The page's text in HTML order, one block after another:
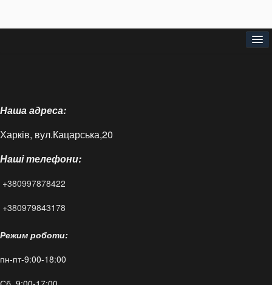
Доставка і оплата
Контакти
Статті
FAQ
Наша адреса:
Харків, вул.Кацарська,20
Наші телефони:
+380997878422
+380979843178
Режим роботи:
пн-пт-9:00-18:00